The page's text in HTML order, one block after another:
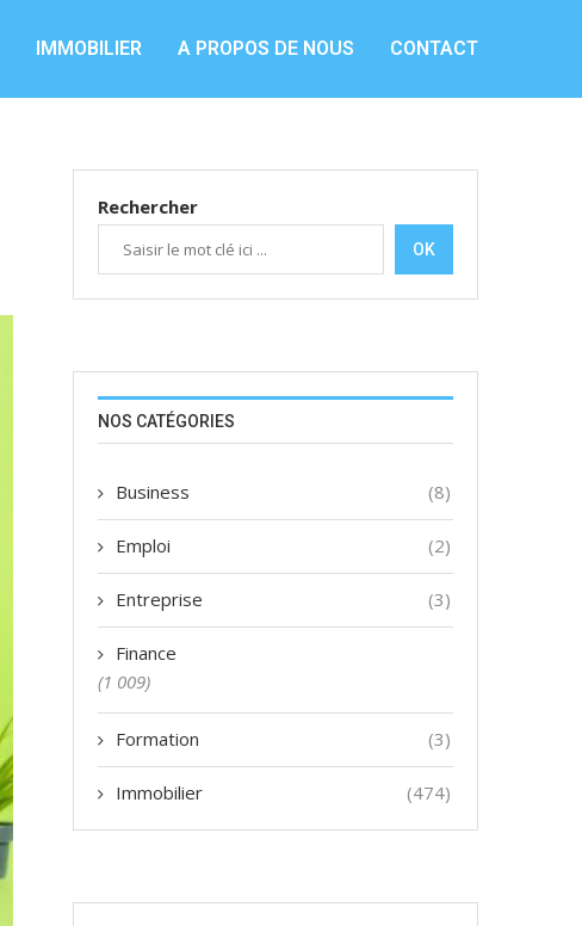
IMMOBILIER A PROPOS DE NOUS CONTACT
Rechercher
OK
NOS CATÉGORIES
Business (8)
Emploi (2)
Entreprise (3)
Finance
(1 009)
Formation (3)
Immobilier (474)